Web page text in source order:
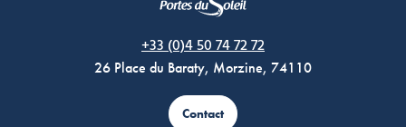
+33 (0)4 50 74 72 72
26 Place du Baraty, Morzine, 74110
Contact